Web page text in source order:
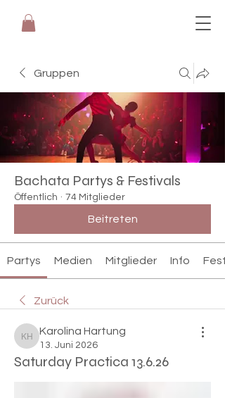
Gruppen
Bachata Partys & Festivals
Öffentlich · 74 Mitglieder
Beitreten
Partys Medien Mitglieder Info
Zurück
Karolina Hartung
Karolina Hartung
13. Juni 2026
Saturday Practica 13.6.26